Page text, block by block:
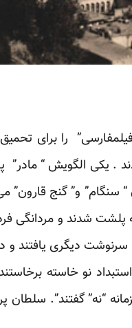
را برای
. یکی الگویش “ مادر”
و” گنج قارون”
شدند و مردانگی
دیگری یافتند و در
نو خاسته
“نه” گفتند”. سلطان